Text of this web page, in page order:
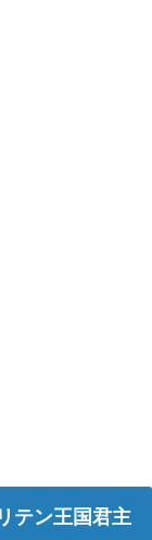
テン王国君主